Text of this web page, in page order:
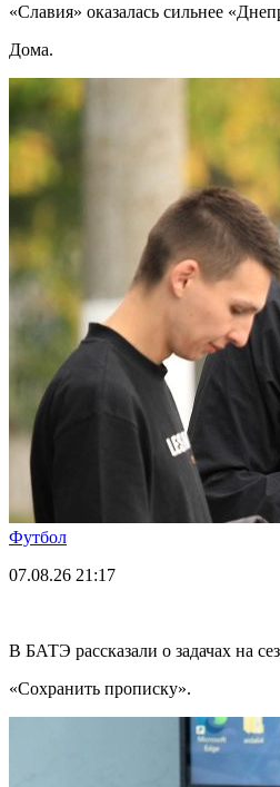
«Славия» оказалась сильнее
Дома.
Футбол
07.08.26 21:17
В БАТЭ рассказали о задачах на
«Сохранить прописку».